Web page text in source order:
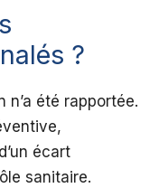
?
été rapportée.
écart
sanitaire.